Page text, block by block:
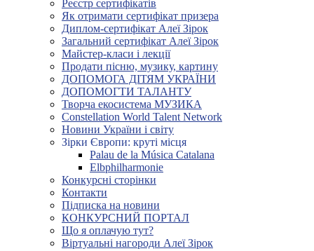
Реєстр сертифікатів
Як отримати сертифікат призера
Диплом-сертифікат Алеї Зірок
Загальний сертифікат Алеї Зірок
Майстер-класи і лекції
Продати пісню, музику, картину
ДОПОМОГА ДІТЯМ УКРАЇНИ
ДОПОМОГТИ ТАЛАНТУ
Творча екосистема МУЗИКА
Constellation World Talent Network
Новини України і світу
Зірки Європи: круті місця
Palau de la Música Catalana
Elbphilharmonie
Конкурсні сторінки
Контакти
Підписка на новини
КОНКУРСНИЙ ПОРТАЛ
Що я оплачую тут?
Віртуальні нагороди Алеї Зірок